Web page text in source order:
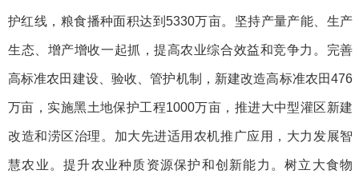
护红线，粮食播种面积达到5330万亩。坚持产量产能、生产
生态、增产增收一起抓，提高农业综合效益和竞争力。完善
高标准农田建设、验收、管护机制，新建改造高标准农田476
万亩，实施黑土地保护工程1000万亩，推进大中型灌区新建
改造和涝区治理。加大先进适用农机推广应用，大力发展智
慧农业。提升农业种质资源保护和创新能力。树立大食物